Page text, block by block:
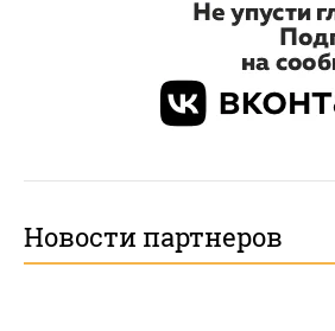
Новости партнеров